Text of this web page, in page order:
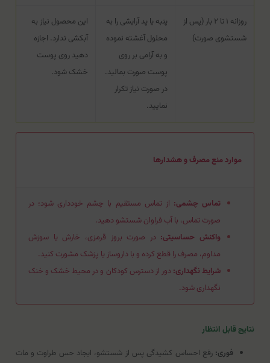
روزانه ۱ تا ۲ بار (پس از
شستشوی صورت)
پنبه یا پد آرایشی را به
محلول آغشته نموده
و به آرامی بر روی
پوست صورت بمالید.
در صورت نیاز تکرار
نمایید.
این محصول نیاز به
آبکشی ندارد. اجازه
دهید روی پوست
خشک شود.
موارد منع مصرف و هشدارها
تماس چشمی: از تماس مستقیم با چشم خودداری شود؛ در
صورت تماس، با آب فراوان شستشو دهید.
واکنش حساسیتی: در صورت بروز قرمزی، خارش یا سوزش
مداوم، مصرف را قطع کرده و با داروساز یا پزشک مشورت کنید.
شرایط نگهداری:دور از دسترس کودکان و در محیط خشک و خنک
نگهداری شود.
نتایج قابل انتظار
فوری: رفع احساس کشیدگی پس از شستشو، ایجاد حس طراوت و مات